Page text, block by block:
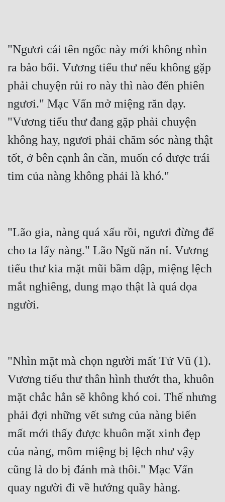
"Ngươi cái tên ngốc này mới không nhìn
ra bảo bối. Vương tiểu thư nếu không gặp
phải chuyện rủi ro này thì nào đến phiên
ngươi." Mạc Vấn mở miệng răn dạy.
"Vương tiểu thư đang gặp phải chuyện
không hay, ngươi phải chăm sóc nàng thật
tốt, ở bên cạnh ân cần, muốn có được trái
"Lão gia, nàng quá xấu rồi, ngươi đừng để
cho ta lấy nàng." Lão Ngũ năn nỉ. Vương
tiểu thư kia mặt mũi bầm dập, miệng lệch
mắt nghiêng, dung mạo thật là quá dọa
"Nhìn mặt mà chọn người mất Tử Vũ (1).
Vương tiểu thư thân hình thướt tha, khuôn
mặt chắc hẳn sẽ không khó coi. Thế nhưng
phải đợi những vết sưng của nàng biến
mất mới thấy được khuôn mặt xinh đẹp
của nàng, mồm miệng bị lệch như vậy
cũng là do bị đánh mà thôi." Mạc Vấn